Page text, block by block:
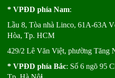
* VPĐD phía Nam:
Lầu 8, Tòa nhà Linco, 61A-63A
Hòa, Tp. HCM
429/2 Lê Văn Việt, phường Tăng
* VPĐD phía Bắc: Số 6 ngõ 95